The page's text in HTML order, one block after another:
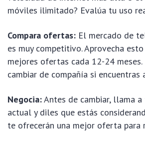
móviles ilimitado? Evalúa tu uso
Compara ofertas: El mercado de
es muy competitivo. Aprovecha
mejores ofertas cada 12-24 meses.
cambiar de compañía si encuentras
Negocia:Antes de cambiar, llama
actual y diles que estás
te ofrecerán una mejor oferta para